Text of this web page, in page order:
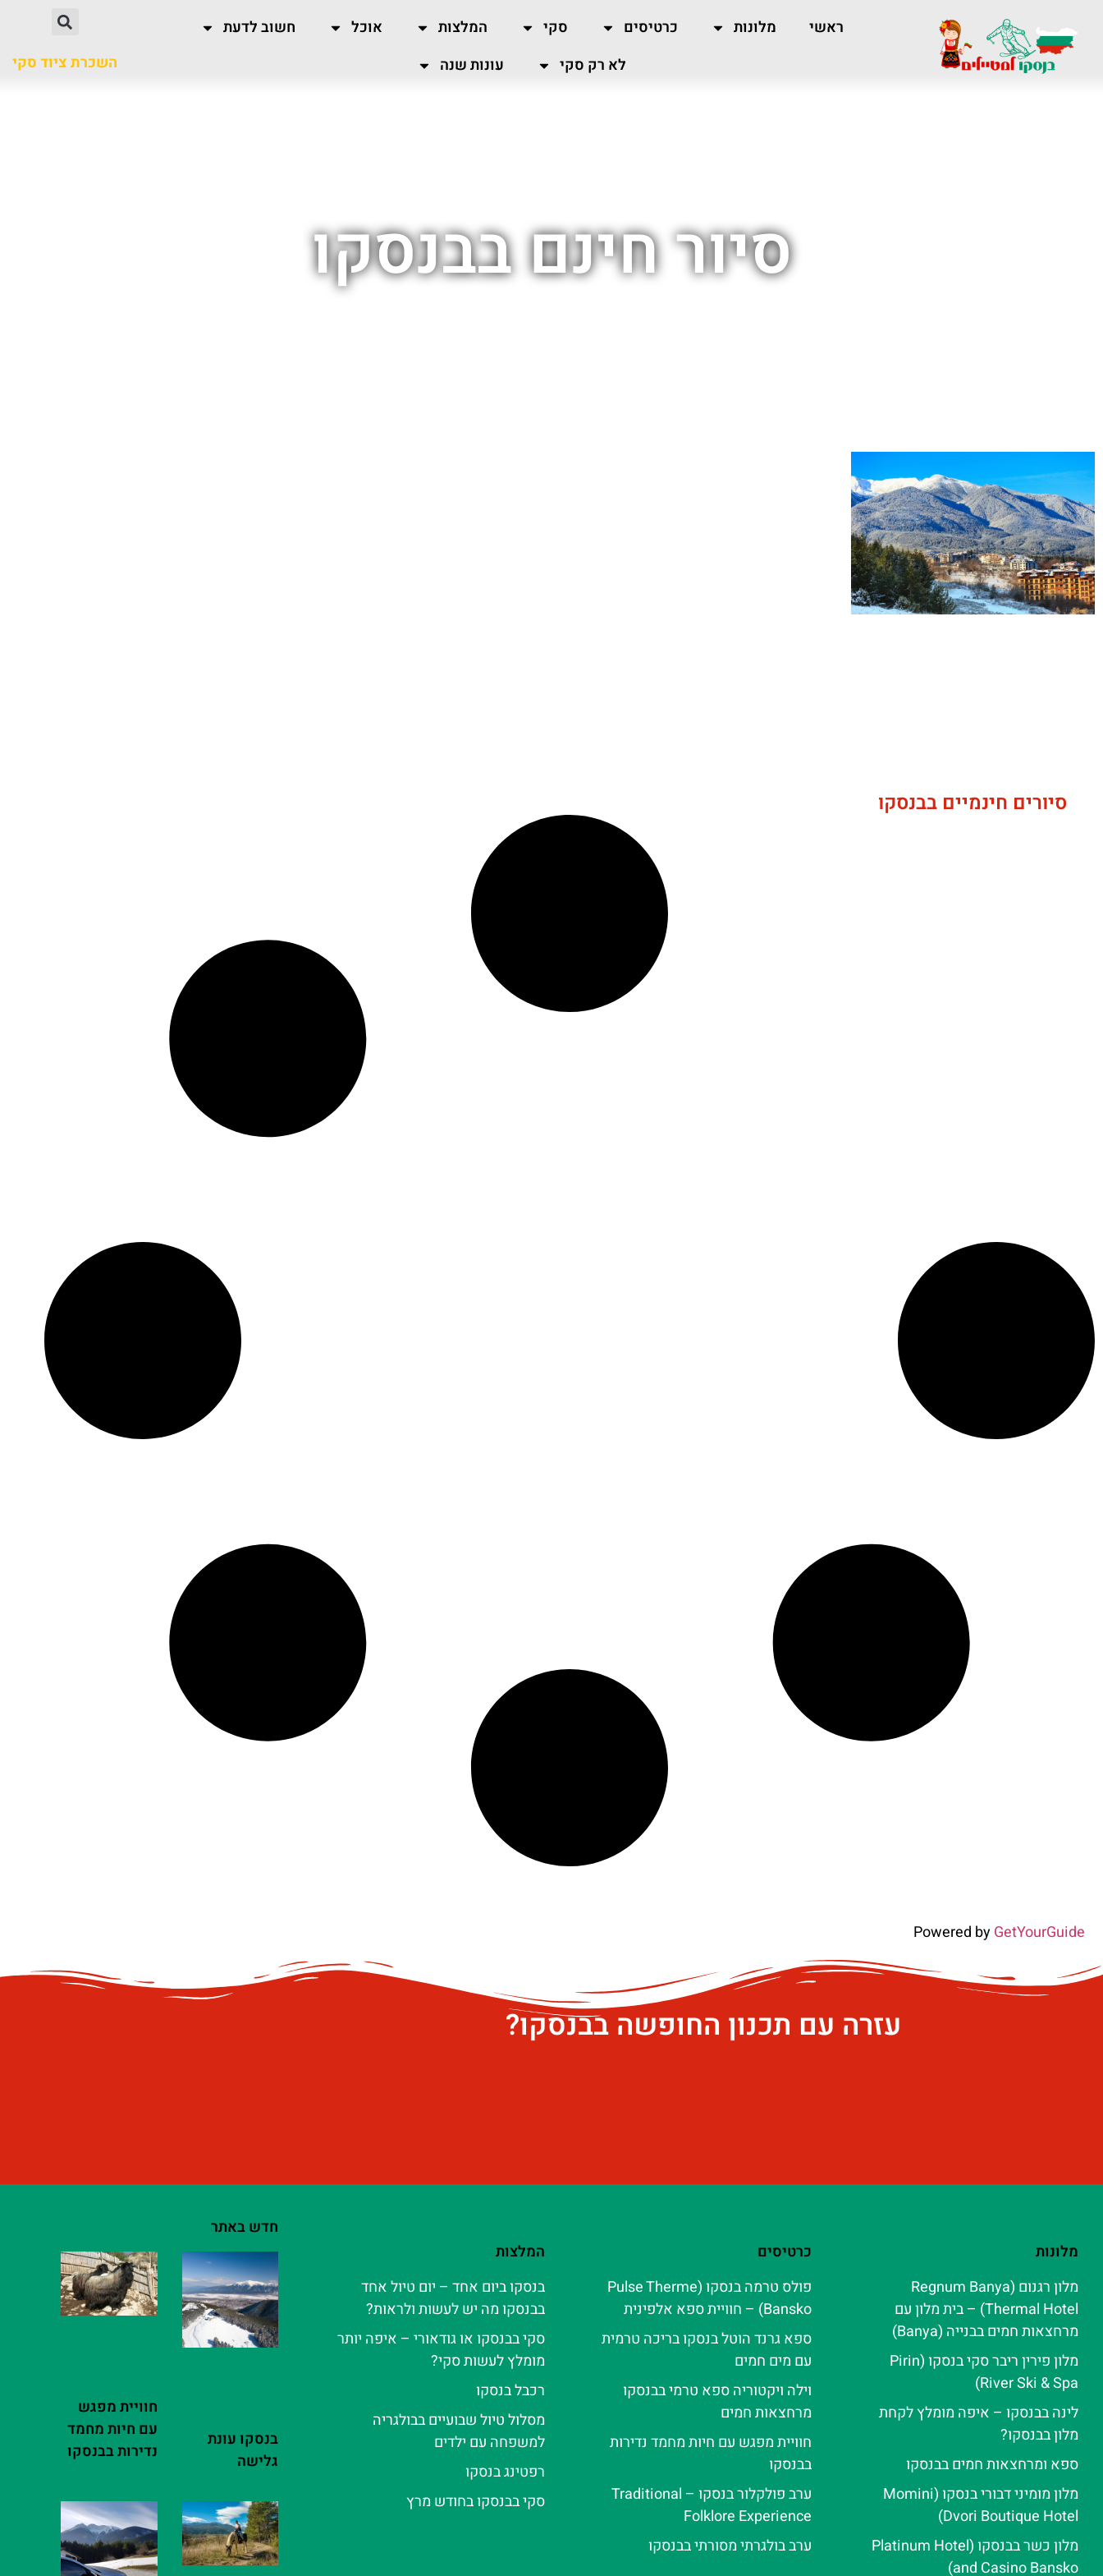
ראשי מלונות כרטיסים סקי המלצות אוכל
חשוב לדעת
לא רק סקי
עונות שנה השכרת ציוד סקי
סיור חינם בבנסקו
סיורים חינמיים בבנסקו
Powered byGetYourGuide
עזרה עם תכנון החופשה בבנסקו?
מלונות
מלון רגנום (Regnum Banya
Thermal Hotel) – בית מלון עם
מרחצאות חמים בבנייה (Banya)
מלון פירין ריבר סקי בנסקו (Pirin
River Ski & Spa‬)
לינה בבנסקו – איפה מומלץ לקחת
מלון בבנסקו?
ספא ומרחצאות חמים בבנסקו
מלון מומיני דבורי בנסקו (Momini
Dvori Boutique Hotel)
מלון כשר בבנסקו (Platinum Hotel
and Casino Bansko)
כרטיסים
פולס טרמה בנסקו (Pulse Therme
Bansko) – חוויית ספא אלפינית
ספא גרנד הוטל בנסקו בריכה טרמית
עם מים חמים
וילה ויקטוריה ספא טרמי בבנסקו
מרחצאות חמים
חוויית מפגש עם חיות מחמד נדירות
בבנסקו
ערב פולקלור בנסקו – Traditional
Folklore Experience
ערב בולגרתי מסורתי בבנסקו
המלצות
בנסקו ביום אחד – יום טיול אחד
בבנסקו מה יש לעשות ולראות?
סקי בבנסקו או גודאורי – איפה יותר
מומלץ לעשות סקי?
רכבל בנסקו
מסלול טיול שבועיים בבולגריה
למשפחה עם ילדים
רפטינג בנסקו
סקי בבנסקו בחודש מרץ
חדש באתר
בנסקו עונת
גלישה
חוויית מפגש
עם חיות מחמד
נדירות בבנסקו